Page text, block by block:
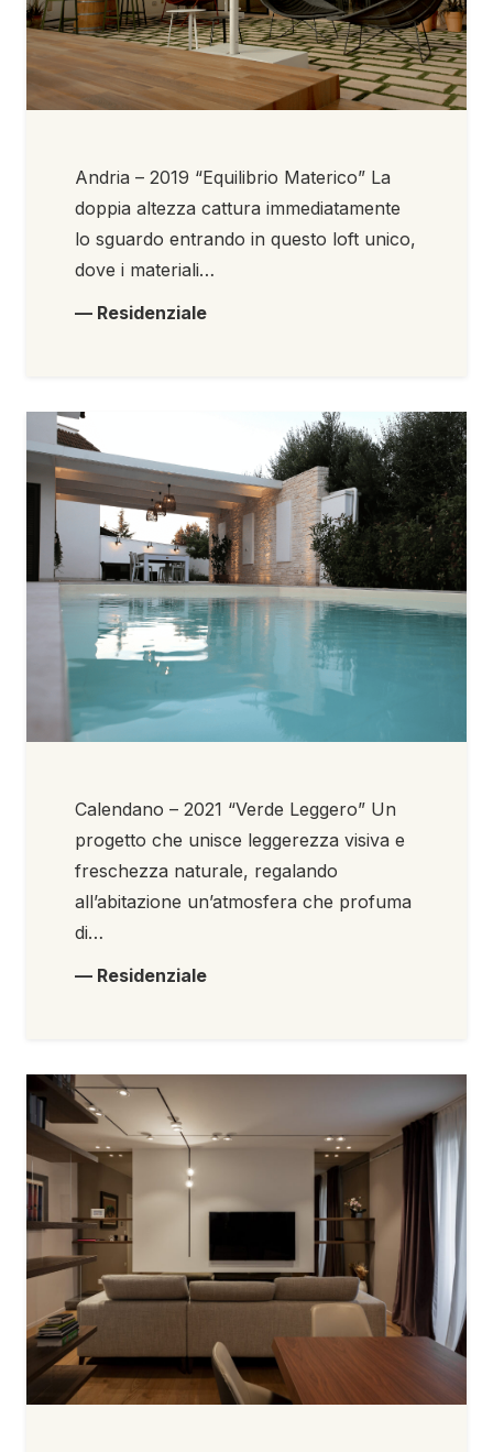
Andria – 2019 “Equilibrio Materico” La
doppia altezza cattura immediatamente
lo sguardo entrando in questo loft unico,
dove i materiali…
— Residenziale
Calendano – 2021 “Verde Leggero” Un
progetto che unisce leggerezza visiva e
freschezza naturale, regalando
all’abitazione un’atmosfera che profuma
di…
— Residenziale